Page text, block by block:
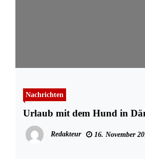
Nachrichten
Urlaub mit dem Hund in
Redakteur 16. November